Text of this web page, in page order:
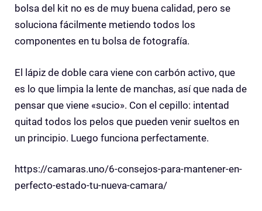
bolsa del kit no es de muy buena calidad, pero se
soluciona fácilmente metiendo todos los
componentes en tu bolsa de fotografía.
El lápiz de doble cara viene con carbón activo, que
es lo que limpia la lente de manchas, así que nada de
pensar que viene «sucio». Con el cepillo: intentad
quitad todos los pelos que pueden venir sueltos en
un principio. Luego funciona perfectamente.
https://camaras.uno/6-consejos-para-mantener-en-
perfecto-estado-tu-nueva-camara/